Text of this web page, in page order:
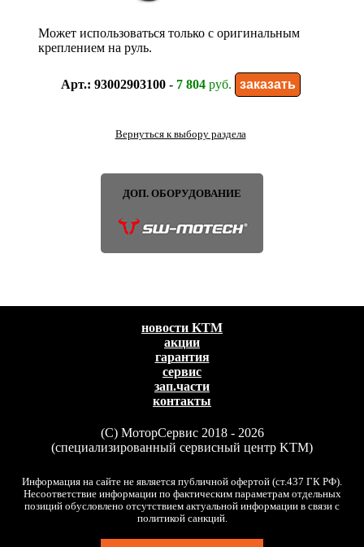
Может использоваться только с оригинальным
креплением на руль.
Арт.: 93002903100- 7 804руб.
Вернуться к выбору раздела
ДОП. ОБОРУДОВАНИЕ
новости KTM
акции
гарантия
сервис
зап.части
контакты
(C) МоторСервис 2018 - 2026
(специализированный сервисный центр KTM)
Информация на сайте не является публичной офертой (ст.437 ГК РФ).
Несоответствие информации по фактическим параметрам отдельных
позиций обусловлено отсутствием актуальной информации в связи с
политикой санкций.